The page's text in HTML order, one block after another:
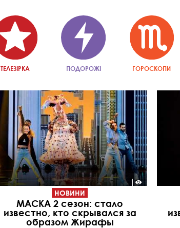
ТЕЛЕЗІРКА ПОДОРОЖІ ГОРОСКОПИ
НОВИНИ
МАСКА 2 сезон: стало
известно, кто скрывался за
образом Жирафы